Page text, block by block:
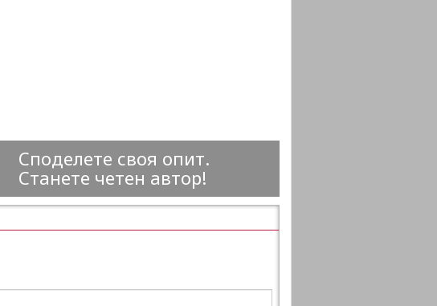
Споделете своя опит.
Станете четен автор!